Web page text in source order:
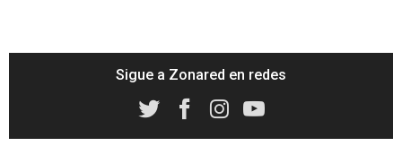
Sigue a Zonared en redes